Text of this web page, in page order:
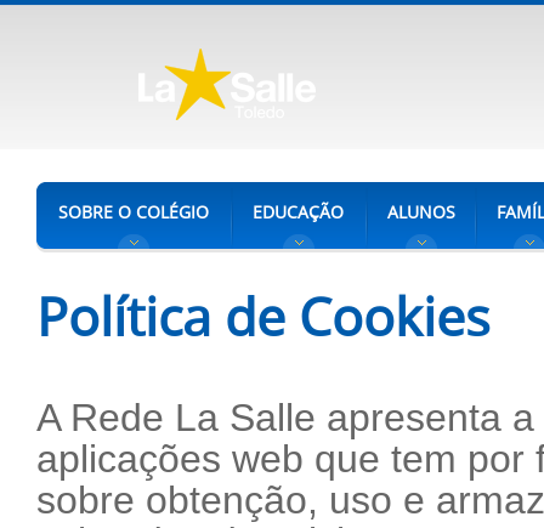
SOBRE O COLÉGIO EDUCAÇÃO ALUNOS
Política de Cookies
A Rede La Salle apresenta
aplicações web que tem
sobre obtenção, uso e